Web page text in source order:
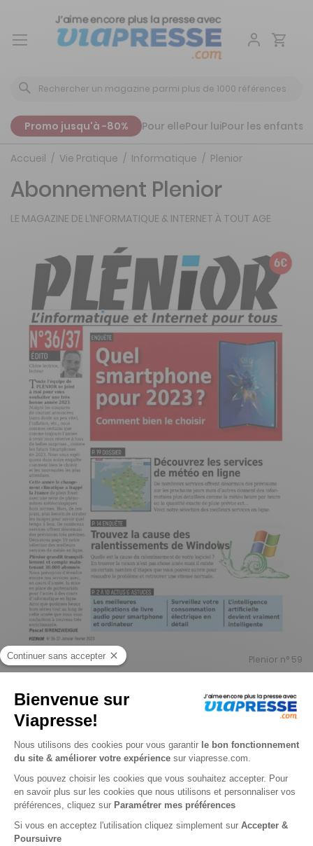
Aller
Promo jusqu'à -80% Pour ellePour luiPour les enfants
Accueil Vie Pratique Informatique Plenior
Plenior n° 59
Abonnement Plenior
LE MAGAZINE DE L’INFORMATIQUE & INTERNET À TOUT AGE
2/ 5- 1avis
Je choisis un support
Je choisis une durée